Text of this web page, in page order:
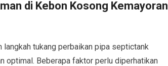
di Kebon Kosong Kemayoran
tukang perbaikan pipa septictank
optimal. Beberapa faktor perlu diperhatikan